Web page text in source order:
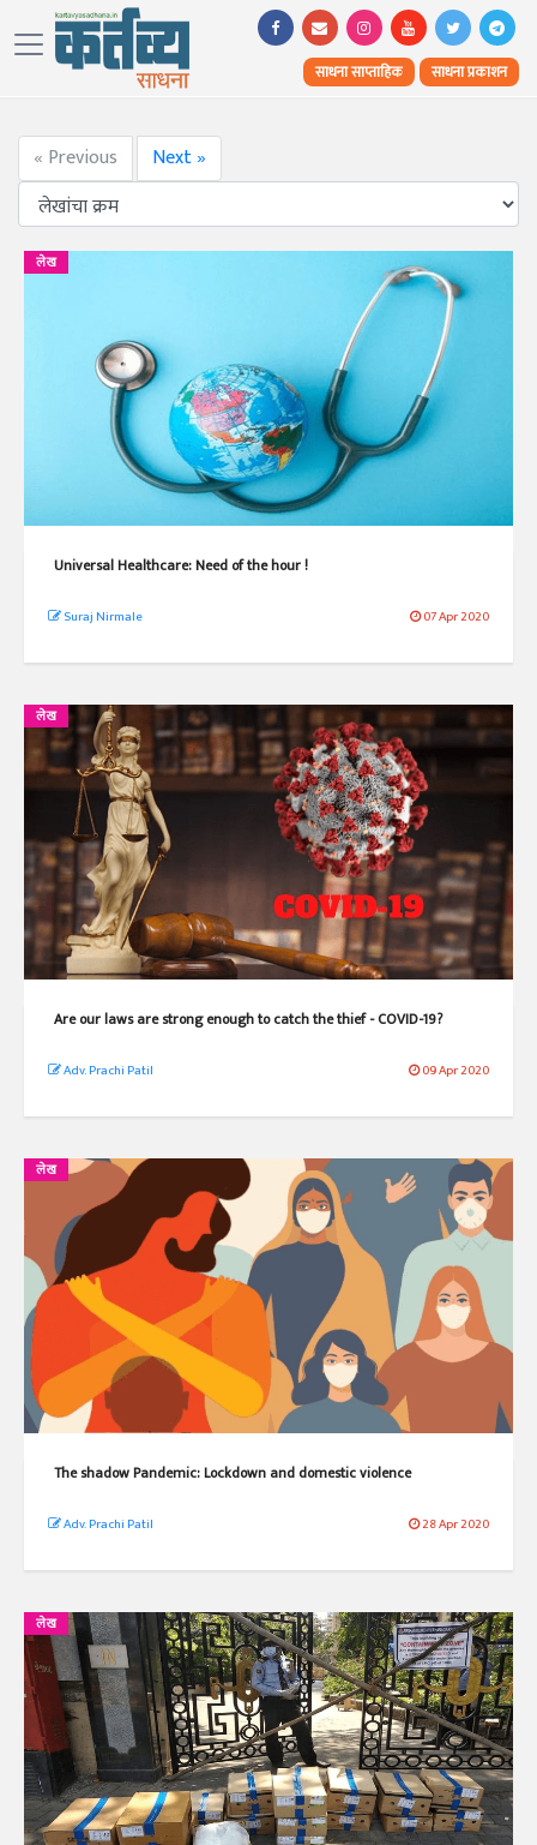
साधना साप्ताहिक साधना प्रकाशन
« Previous Next »
लेख
Universal Healthcare: Need of the hour !
Suraj Nirmale 07 Apr 2020
लेख
Are our laws are strong enough to catch the thief - COVID-19?
Adv. Prachi Patil 09 Apr 2020
लेख
The shadow Pandemic: Lockdown and domestic violence
Adv. Prachi Patil 28 Apr 2020
लेख